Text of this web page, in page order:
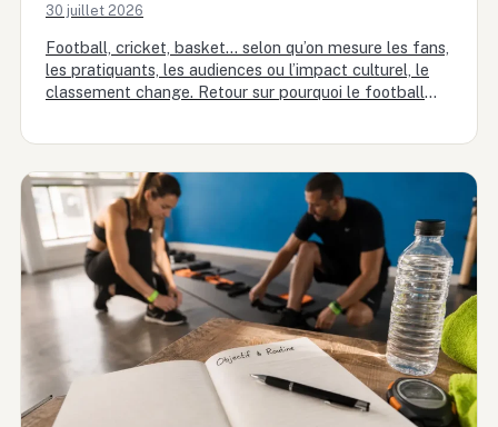
30 juillet 2026
Football, cricket, basket… selon qu’on mesure les fans,
les pratiquants, les audiences ou l’impact culturel, le
classement change. Retour sur pourquoi le football